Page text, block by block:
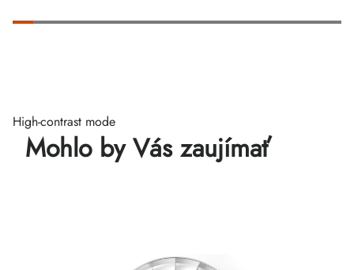
High-contrast mode
Mohlo by Vás zaujímať